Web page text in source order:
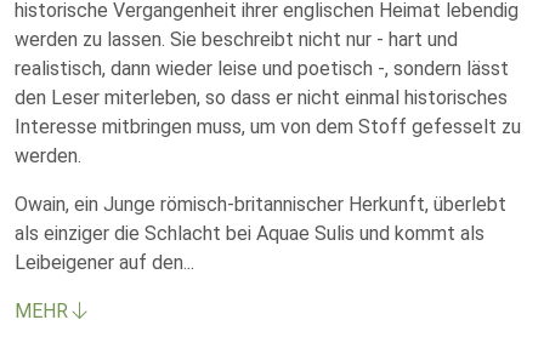
historische Vergangenheit ihrer englischen Heimat lebendig
werden zu lassen. Sie beschreibt nicht nur - hart und
realistisch, dann wieder leise und poetisch -, sondern lässt
den Leser miterleben, so dass er nicht einmal historisches
Interesse mitbringen muss, um von dem Stoff gefesselt zu
werden.
Owain, ein Junge römisch-britannischer Herkunft, überlebt
als einziger die Schlacht bei Aquae Sulis und kommt als
Leibeigener auf den...
MEHR